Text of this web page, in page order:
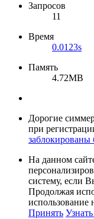
Запросов
11
Время
0.0123s
Память
4.72MB
Дорогие
при
заблокированы
На данном
систему, если
Продолжая
использование
Принять